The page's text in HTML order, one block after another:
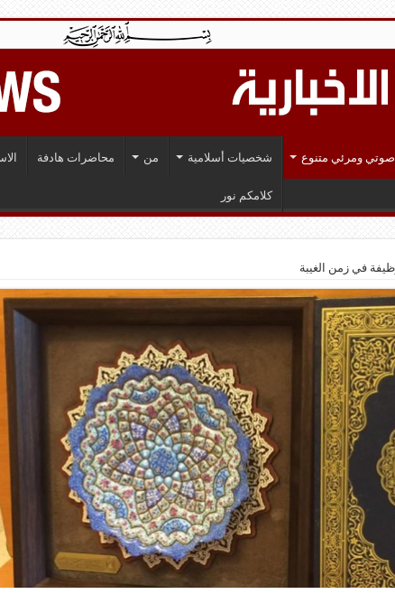
صوتي ومرئي متنوع شخصيات أسلامية من محاضرات هادفة
كلامكم نور